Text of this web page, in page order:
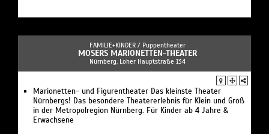
FAMILIE+KINDER / Puppentheater
MOSERS MARIONETTEN-THEATER
Nürnberg, Loher Hauptstraße 134
Marionetten- und Figurentheater Das kleinste Theater
Nürnbergs! Das besondere Theatererlebnis für Klein und Groß
in der Metropolregion Nürnberg. Für Kinder ab 4 Jahre &
Erwachsene